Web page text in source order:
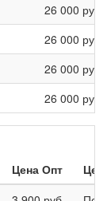
26 000 руб.
26 000 руб.
26 000 руб.
26 000 руб.
Цена Опт